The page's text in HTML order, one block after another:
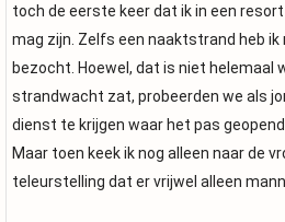
toch de eerste keer dat ik in een
mag zijn. Zelfs een naaktstrand heb ik
bezocht. Hoewel, dat is niet helemaal
strandwacht zat, probeerden we als
dienst te krijgen waar het pas
Maar toen keek ik nog alleen naar de
teleurstelling dat er vrijwel alleen